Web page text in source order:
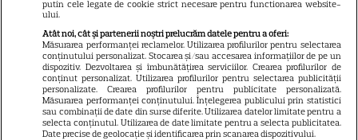
putin cele legate de cookie strict necesare pentru functionarea website-
ului.
Atât noi, cât și partenerii noștri prelucrăm datele pentru a oferi:
Măsurarea performanței reclamelor. Utilizarea profilurilor pentru selectarea
conținutului personalizat. Stocarea și/sau accesarea informațiilor de pe un
dispozitiv. Dezvoltarea și îmbunătățirea serviciilor. Crearea profilurilor de
conținut personalizat. Utilizarea profilurilor pentru selectarea publicității
personalizate. Crearea profilurilor pentru publicitate personalizată.
Măsurarea performanței conținutului. Înțelegerea publicului prin statistici
sau combinații de date din surse diferite. Utilizarea datelor limitate pentru a
selecta conținutul. Utilizarea de date limitate pentru a selecta publicitatea.
Date precise de geolocație și identificarea prin scanarea dispozitivului.